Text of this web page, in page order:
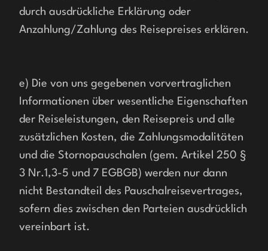
durch ausdrückliche Erklärung oder
Anzahlung/Zahlung des Reisepreises erklären.
e) Die von uns gegebenen vorvertraglichen
Informationen über wesentliche Eigenschaften
der Reiseleistungen, den Reisepreis und alle
zusätzlichen Kosten, die Zahlungsmodalitäten
und die Stornopauschalen (gem. Artikel 250 §
3 Nr.1,3-5 und 7 EGBGB) werden nur dann
nicht Bestandteil des Pauschalreisevertrages,
sofern dies zwischen den Parteien ausdrücklich
vereinbart ist.